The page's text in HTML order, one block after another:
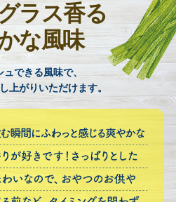
ラス香る
な風味
ュできる風味で、
上がりいただけます。